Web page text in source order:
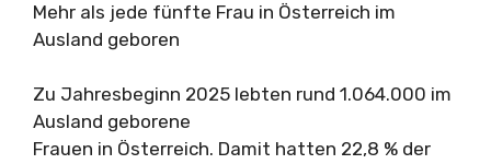
Mehr als jede fünfte Frau in Österreich im
Ausland geboren
Zu Jahresbeginn 2025 lebten rund 1.064.000 im
Ausland geborene
Frauen in Österreich. Damit hatten 22,8 % der